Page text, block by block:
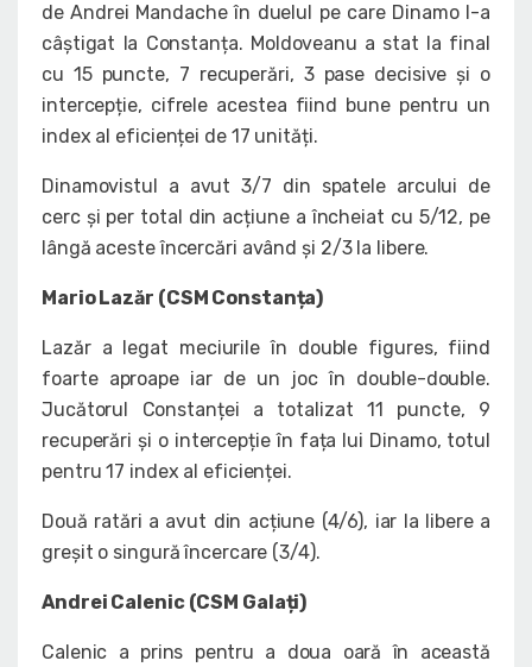
de Andrei Mandache în duelul pe care Dinamo l-a
câștigat la Constanța. Moldoveanu a stat la final
cu 15 puncte, 7 recuperări, 3 pase decisive și o
intercepție, cifrele acestea fiind bune pentru un
index al eficienței de 17 unități.
Dinamovistul a avut 3/7 din spatele arcului de
cerc și per total din acțiune a încheiat cu 5/12, pe
lângă aceste încercări având și 2/3 la libere.
Mario Lazăr (CSM Constanța)
Lazăr a legat meciurile în double figures, fiind
foarte aproape iar de un joc în double-double.
Jucătorul Constanței a totalizat 11 puncte, 9
recuperări și o intercepție în fața lui Dinamo, totul
pentru 17 index al eficienței.
Două ratări a avut din acțiune (4/6), iar la libere a
greșit o singură încercare (3/4).
Andrei Calenic (CSM Galați)
Calenic a prins pentru a doua oară în această